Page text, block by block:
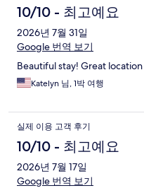
용
후
기
10/10 - 최고예요
2026년 7월 31일
Google 번역 보기
Beautiful stay! Great
Katelyn 님, 1박 여행
실제 이용 고객 후기
10/10 - 최고예요
2026년 7월 17일
Google 번역 보기